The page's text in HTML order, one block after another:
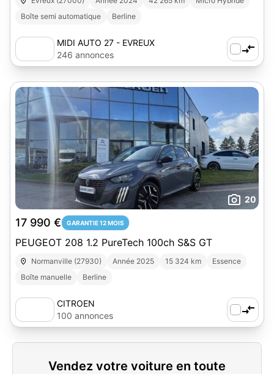
Boîte semi automatique
Berline
MIDI AUTO 27 - EVREUX
246 annonces
20
17 990 € GARANTIE 12 MOIS
PEUGEOT 208 1.2 PureTech 100ch S&S GT
Normanville (27930) Année 2025 15 324 km
Essence
Boîte manuelle
Berline
CITROEN
100 annonces
Vendez votre voiture en toute